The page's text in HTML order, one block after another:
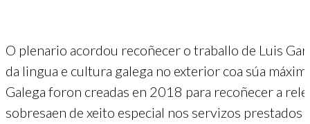
O plenario acordou recoñecer o traballo de Luis
da lingua e cultura galega no exterior coa súa
Galega foron creadas en 2018 para recoñecer a
sobresaen de xeito especial nos servizos